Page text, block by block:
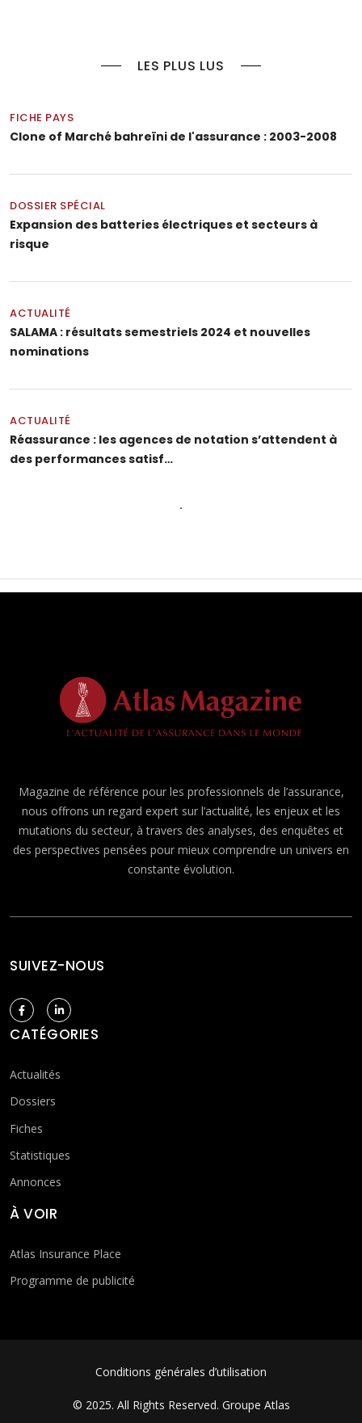
LES PLUS LUS
FICHE PAYS
Clone of Marché bahreïni de l'assurance : 2003-2008
DOSSIER SPÉCIAL
Expansion des batteries électriques et secteurs à
risque
ACTUALITÉ
SALAMA : résultats semestriels 2024 et nouvelles
nominations
ACTUALITÉ
Réassurance : les agences de notation s’attendent à
des performances satisf…
Magazine de référence pour les professionnels de l’assurance,
nous offrons un regard expert sur l’actualité, les enjeux et les
mutations du secteur, à travers des analyses, des enquêtes et
des perspectives pensées pour mieux comprendre un univers en
constante évolution.
SUIVEZ-NOUS
CATÉGORIES
Actualités
Dossiers
Fiches
Statistiques
Annonces
À VOIR
Atlas Insurance Place
Programme de publicité
FOOTER MENUConditions générales d’utilisation
© 2025. All Rights Reserved. Groupe Atlas